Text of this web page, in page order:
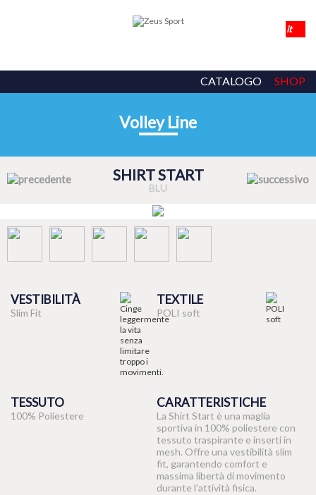
CATALOGO SHOP
Volley Line
SHIRT START
BLU
VESTIBILITÀ
Slim Fit
TEXTILE
POLI soft
TESSUTO
100% Poliestere
CARATTERISTICHE
La Shirt Start è una maglia
sportiva in 100% poliestere con
tessuto traspirante e inserti in
mesh. Offre una vestibilità slim
fit, garantendo comfort e
massima libertà di movimento
durante l’attività fisica.